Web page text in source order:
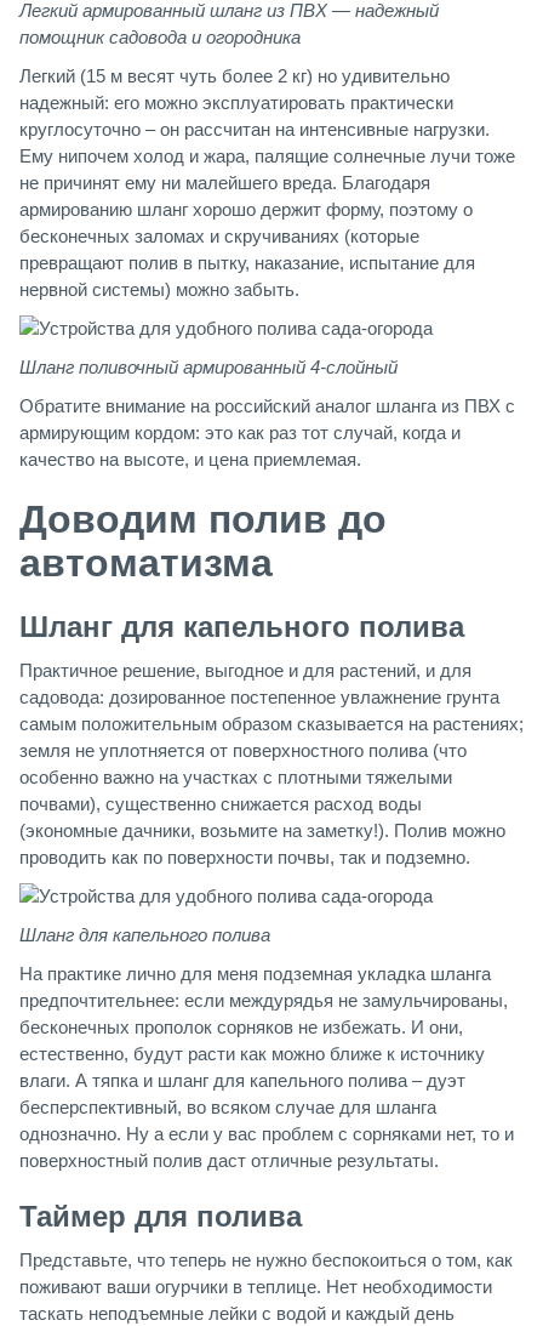
Легкий армированный шланг из ПВХ — надежный
помощник садовода и огородника
Легкий (15 м весят чуть более 2 кг) но удивительно
надежный: его можно эксплуатировать практически
круглосуточно – он рассчитан на интенсивные нагрузки.
Ему нипочем холод и жара, палящие солнечные лучи тоже
не причинят ему ни малейшего вреда. Благодаря
армированию шланг хорошо держит форму, поэтому о
бесконечных заломах и скручиваниях (которые
превращают полив в пытку, наказание, испытание для
нервной системы) можно забыть.
Шланг поливочный армированный 4-слойный
Обратите внимание на российский аналог шланга из ПВХ с
армирующим кордом: это как раз тот случай, когда и
качество на высоте, и цена приемлемая.
Доводим полив до
автоматизма
Шланг для капельного полива
Практичное решение, выгодное и для растений, и для
садовода: дозированное постепенное увлажнение грунта
самым положительным образом сказывается на растениях;
земля не уплотняется от поверхностного полива (что
особенно важно на участках с плотными тяжелыми
почвами), существенно снижается расход воды
(экономные дачники, возьмите на заметку!). Полив можно
проводить как по поверхности почвы, так и подземно.
Шланг для капельного полива
На практике лично для меня подземная укладка шланга
предпочтительнее: если междурядья не замульчированы,
бесконечных прополок сорняков не избежать. И они,
естественно, будут расти как можно ближе к источнику
влаги. А тяпка и шланг для капельного полива – дуэт
бесперспективный, во всяком случае для шланга
однозначно. Ну а если у вас проблем с сорняками нет, то и
поверхностный полив даст отличные результаты.
Таймер для полива
Представьте, что теперь не нужно беспокоиться о том, как
поживают ваши огурчики в теплице. Нет необходимости
таскать неподъемные лейки с водой и каждый день